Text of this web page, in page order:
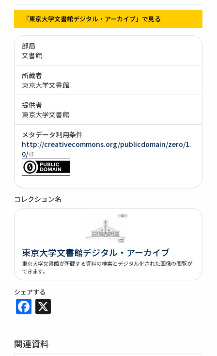
『東京大学文書館デジタル・アーカイブ』で見る
部局
文書館
所蔵者
東京大学文書館
提供者
東京大学文書館
メタデータ利用条件
http://creativecommons.org/publicdomain/zero/1.
0/
コレクション名
東京大学文書館デジタル・アーカイブ
東京大学文書館が所蔵する資料の検索とデジタル化された画像の閲覧が
できます。
シェアする
Facebook
関連資料